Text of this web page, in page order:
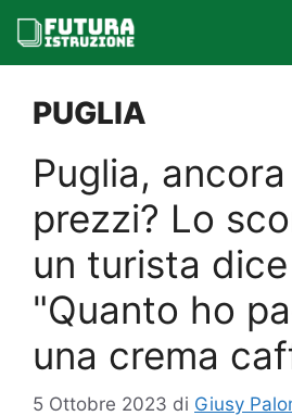
contenuto
PUGLIA
Puglia,
prezzi? Lo
un turista
"Quanto ho
una crema
5 Ottobre 2023 di Giusy